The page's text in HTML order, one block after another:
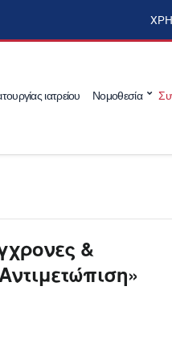
ιατρείου Νομοθεσία
&